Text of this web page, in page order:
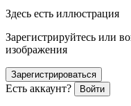
Здесь есть иллюстрация
Зарегистрируйтесь или
изображения
Зарегистрироваться
Есть аккаунт? Войти